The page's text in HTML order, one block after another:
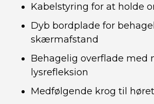
Kabelstyring for at holde
Dyb bordplade for
skærmafstand
Behagelig overflade med
lysrefleksion
Medfølgende krog til